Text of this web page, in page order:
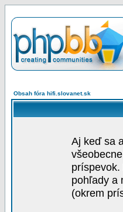
Obsah fóra hifi.slovanet.sk
Aj keď sa
pohľady a
(okrem